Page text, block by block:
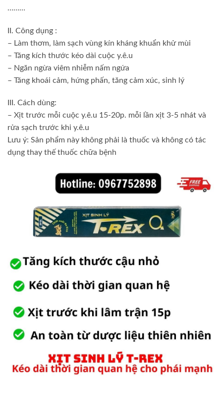
………
II. Công dụng :
– Làm thơm, làm sạch vùng kín kháng khuẩn khử mùi
– Tăng kích thước kéo dài cuộc y.ê.u
– Ngăn ngừa viêm nhiễm nấm ngứa
– Tăng khoái cảm, hứng phấn, tăng cảm xúc, sinh lý
III. Cách dùng:
– Xịt trước mỗi cuộc y.ê.u 15-20p. mỗi lần xịt 3-5 nhát và
rửa sạch trước khi y.ê.u
Lưu ý: Sản phẩm này không phải là thuốc và không có tác
dụng thay thế thuốc chữa bệnh